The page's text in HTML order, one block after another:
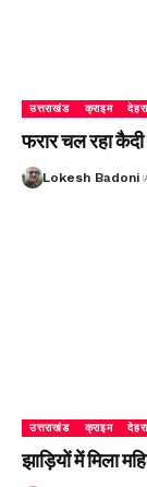
उत्तराखंड क्राइम
फरार चल रहा
Lokesh Badoni
उत्तराखंड क्राइम
झाड़ियों में मिला